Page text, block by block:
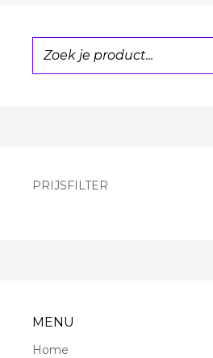
PRIJSFILTER
MENU
Home